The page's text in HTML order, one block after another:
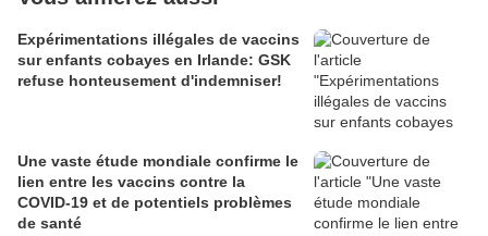
Expérimentations illégales de vaccins
sur enfants cobayes en Irlande: GSK
refuse honteusement d'indemniser!
Une vaste étude mondiale confirme le
lien entre les vaccins contre la
COVID-19 et de potentiels problèmes
de santé